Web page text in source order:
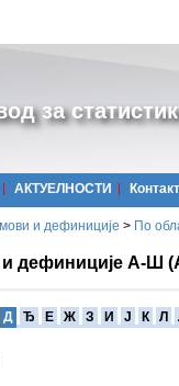
за
АКТУЕЛНОСТИ Контакт
и дефиниције > По
и дефиниције А-Ш
Д Ђ Е Ж З И Ј К Л